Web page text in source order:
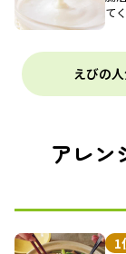
て
えびの
アレン
1